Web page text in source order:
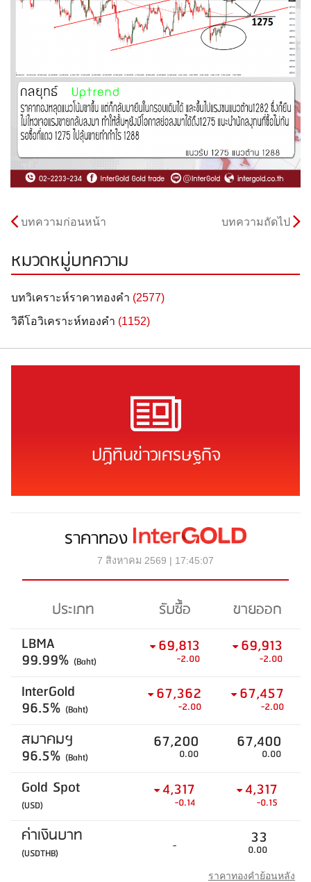
บทความก่อนหน้า บทความถัดไป
หมวดหมู่บทความ
บทวิเคราะห์ราคาทองคำ (2577)
วิดีโอวิเคราะห์ทองคำ (1152)
ปฏิทินข่าวเศรษฐกิจ
ราคาทอง
7 สิงหาคม 2569 | 17:45:07
ประเภท รับซื้อ
ขายออก
LBMA
99.99% (Baht)
69,813
-2.00
69,913
-2.00
InterGold
96.5% (Baht)
67,362
-2.00
67,457
-2.00
สมาคมฯ
96.5% (Baht)
67,200
0.00
67,400
0.00
Gold Spot
(USD)
4,317
-0.14
4,317
-0.15
ค่าเงินบาท
(USDTHB) - 33
0.00
ราคาทองคำย้อนหลัง